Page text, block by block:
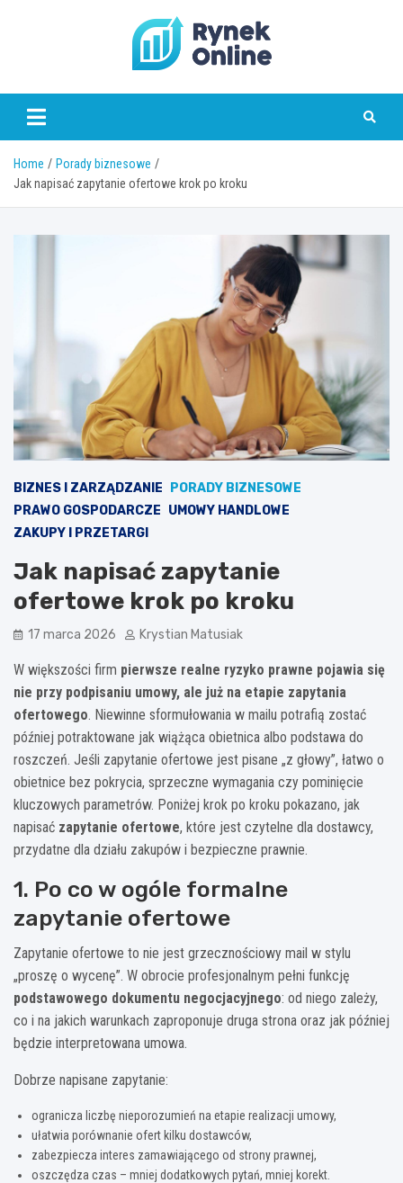
www.rynekonline.pl
Home
Porady biznesowe
Jak napisać zapytanie ofertowe krok po kroku
BIZNES I ZARZĄDZANIE
PORADY BIZNESOWE
PRAWO GOSPODARCZE UMOWY HANDLOWE
ZAKUPY I PRZETARGI
Jak napisać zapytanie
ofertowe krok po kroku
17 marca 2026 Krystian Matusiak
W większości firm pierwsze realne ryzyko prawne pojawia się
nie przy podpisaniu umowy, ale już na etapie zapytania
ofertowego. Niewinne sformułowania w mailu potrafią zostać
później potraktowane jak wiążąca obietnica albo podstawa do
roszczeń. Jeśli zapytanie ofertowe jest pisane „z głowy”, łatwo o
obietnice bez pokrycia, sprzeczne wymagania czy pominięcie
kluczowych parametrów. Poniżej krok po kroku pokazano, jak
napisać zapytanie ofertowe, które jest czytelne dla dostawcy,
przydatne dla działu zakupów i bezpieczne prawnie.
1. Po co w ogóle formalne
zapytanie ofertowe
Zapytanie ofertowe to nie jest grzecznościowy mail w stylu
„proszę o wycenę”. W obrocie profesjonalnym pełni funkcję
podstawowego dokumentu negocjacyjnego: od niego zależy,
co i na jakich warunkach zaproponuje druga strona oraz jak później
będzie interpretowana umowa.
Dobrze napisane zapytanie:
ogranicza liczbę nieporozumień na etapie realizacji umowy,
ułatwia porównanie ofert kilku dostawców,
zabezpiecza interes zamawiającego od strony prawnej,
oszczędza czas – mniej dodatkowych pytań, mniej korekt.